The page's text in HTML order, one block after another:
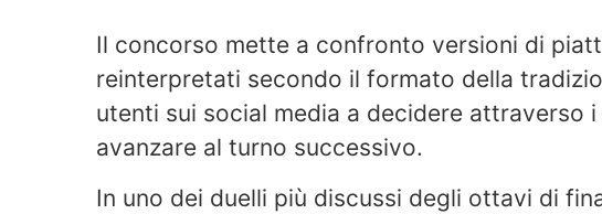
Il concorso mette a confronto versioni di
reinterpretati secondo il formato della
utenti sui social media a decidere attraverso
avanzare al turno successivo.
In uno dei duelli più discussi degli ottavi di